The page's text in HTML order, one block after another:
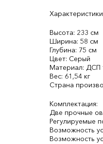
Высота: 233 см
Ширина: 58 см
Глубина: 75 см
Цвет: Серый
Материал: ДСП
Вес: 61,54 кг
Страна
Комплектация:
Две прочные
Регулируемые
Возможность
Возможность